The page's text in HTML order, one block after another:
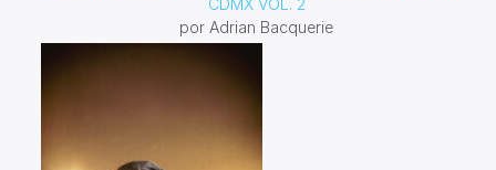
por Adrian Bacquerie